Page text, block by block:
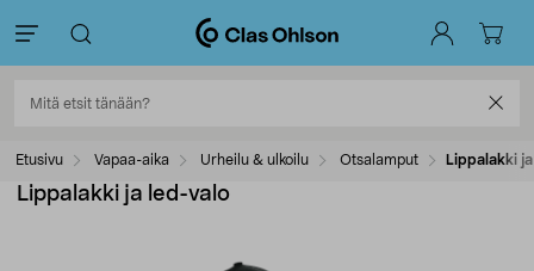
Etusivu Vapaa-aika Urheilu & ulkoilu Otsalamput Lippalakki
Lippalakki ja led-valo